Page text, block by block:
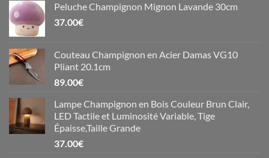
Peluche Champignon Mignon Lavande 30cm
37.00€
Couteau Champignon en Acier Damas VG10
Pliant 20.1cm
89.00€
Lampe Champignon en Bois Couleur Brun Clair,
LED Tactile et Luminosité Variable, Tige
Épaisse,Taille Grande
37.00€